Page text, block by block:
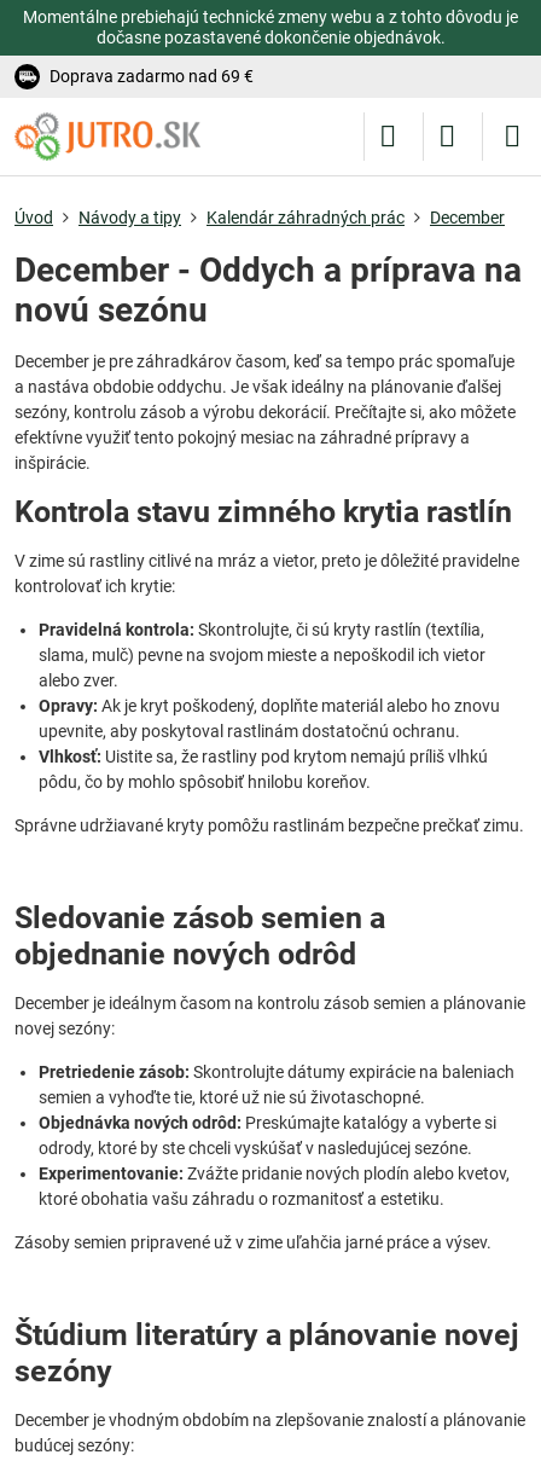
Momentálne prebiehajú technické zmeny webu a z tohto dôvodu je
dočasne pozastavené dokončenie objednávok.
Doprava zadarmo nad 69 €
Úvod Návody a tipy Kalendár záhradných prác December
December - Oddych a príprava na
novú sezónu
December je pre záhradkárov časom, keď sa tempo prác spomaľuje
a nastáva obdobie oddychu. Je však ideálny na plánovanie ďalšej
sezóny, kontrolu zásob a výrobu dekorácií. Prečítajte si, ako môžete
efektívne využiť tento pokojný mesiac na záhradné prípravy a
inšpirácie.
Kontrola stavu zimného krytia rastlín
V zime sú rastliny citlivé na mráz a vietor, preto je dôležité pravidelne
kontrolovať ich krytie:
Pravidelná kontrola: Skontrolujte, či sú kryty rastlín (textília,
slama, mulč) pevne na svojom mieste a nepoškodil ich vietor
alebo zver.
Opravy: Ak je kryt poškodený, doplňte materiál alebo ho znovu
upevnite, aby poskytoval rastlinám dostatočnú ochranu.
Vlhkosť: Uistite sa, že rastliny pod krytom nemajú príliš vlhkú
pôdu, čo by mohlo spôsobiť hnilobu koreňov.
Správne udržiavané kryty pomôžu rastlinám bezpečne prečkať zimu.
Sledovanie zásob semien a
objednanie nových odrôd
December je ideálnym časom na kontrolu zásob semien a plánovanie
novej sezóny:
Pretriedenie zásob: Skontrolujte dátumy expirácie na baleniach
semien a vyhoďte tie, ktoré už nie sú životaschopné.
Objednávka nových odrôd: Preskúmajte katalógy a vyberte si
odrody, ktoré by ste chceli vyskúšať v nasledujúcej sezóne.
Experimentovanie: Zvážte pridanie nových plodín alebo kvetov,
ktoré obohatia vašu záhradu o rozmanitosť a estetiku.
Zásoby semien pripravené už v zime uľahčia jarné práce a výsev.
Štúdium literatúry a plánovanie novej
sezóny
December je vhodným obdobím na zlepšovanie znalostí a plánovanie
budúcej sezóny: